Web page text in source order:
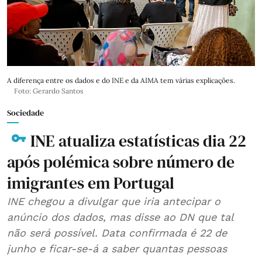
A diferença entre os dados e do INE e da AIMA tem várias explicações.
Foto: Gerardo Santos
Sociedade
INE atualiza estatísticas dia 22
após polémica sobre número de
imigrantes em Portugal
INE chegou a divulgar que iria antecipar o
anúncio dos dados, mas disse ao DN que tal
não será possível. Data confirmada é 22 de
junho e ficar-se-á a saber quantas pessoas